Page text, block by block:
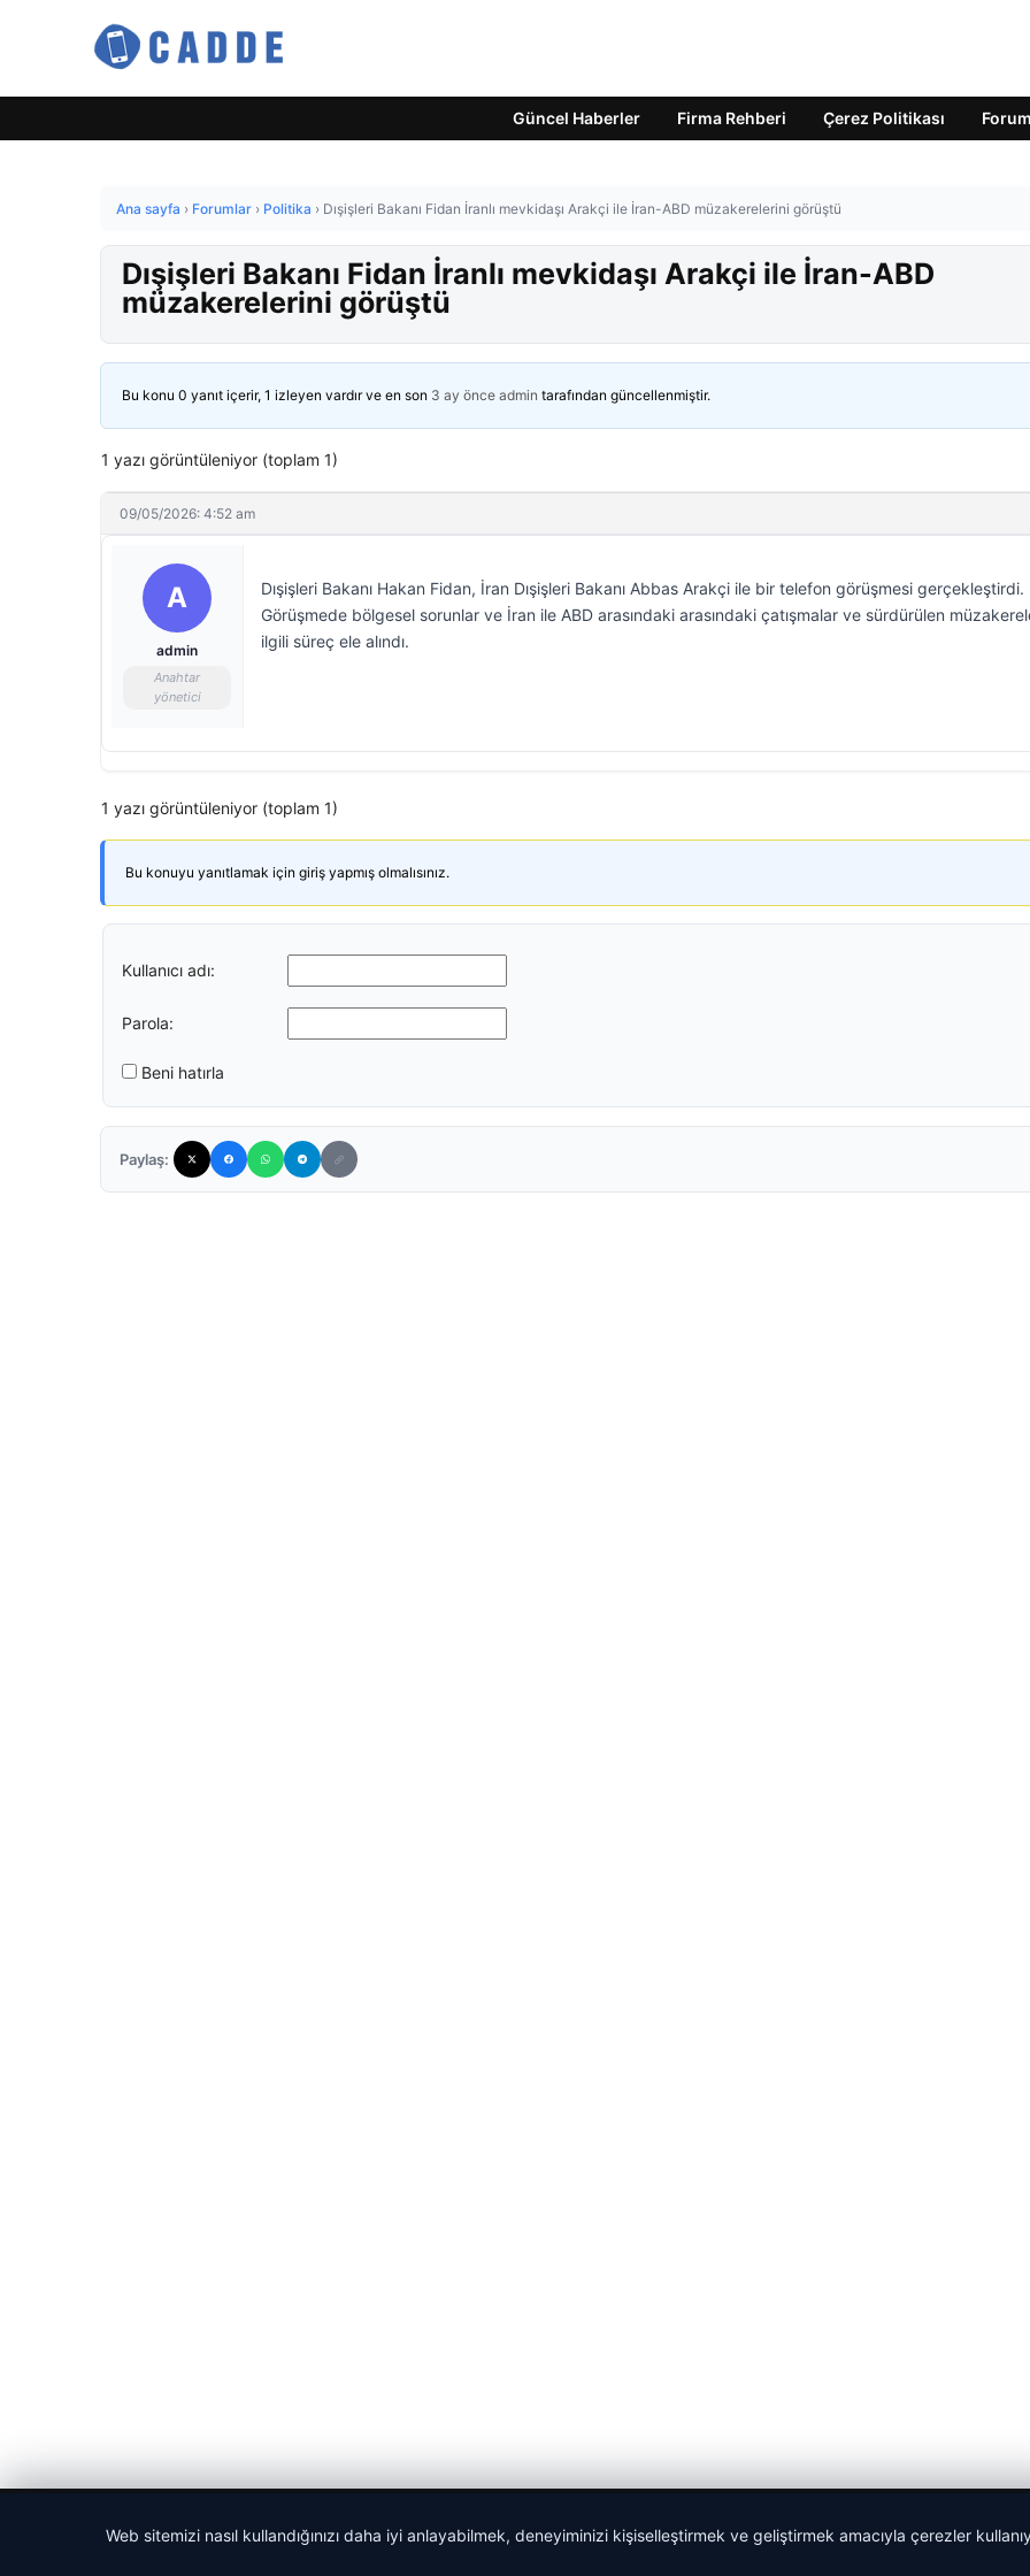
Güncel Haberler Firma Rehberi Çerez Politikası Forum
Ana sayfa › Forumlar › Politika › Dışişleri Bakanı Fidan İranlı mevkidaşı Arakçi ile İran-ABD müzakerelerini görüştü
Dışişleri Bakanı Fidan İranlı mevkidaşı Arakçi ile İran-ABD
müzakerelerini görüştü
Bu konu 0 yanıt içerir, 1 izleyen vardır ve en son 3 ay önce admin tarafından güncellenmiştir.
1 yazı görüntüleniyor (toplam 1)
09/05/2026: 4:52 am
A
admin
Anahtar
yönetici
Dışişleri Bakanı Hakan Fidan, İran Dışişleri Bakanı Abbas Arakçi ile bir telefon görüşmesi gerçekleştirdi.
Görüşmede bölgesel sorunlar ve İran ile ABD arasındaki arasındaki çatışmalar ve sürdürülen
ilgili süreç ele alındı.
1 yazı görüntüleniyor (toplam 1)
Bu konuyu yanıtlamak için giriş yapmış olmalısınız.
Kullanıcı adı:
Parola:
Beni hatırla
Paylaş:
Web sitemizi nasıl kullandığınızı daha iyi anlayabilmek, deneyiminizi kişiselleştirmek ve geliştirmek amacıyla çerezler